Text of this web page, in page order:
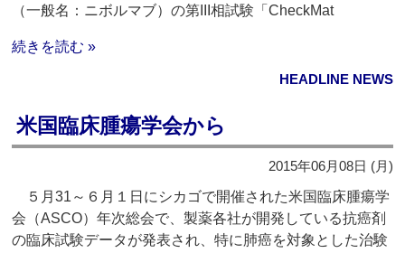
（一般名：ニボルマブ）の第III相試験「CheckMat
続きを読む »
HEADLINE NEWS
米国臨床腫瘍学会から
2015年06月08日 (月)
５月31～６月１日にシカゴで開催された米国臨床腫瘍学
会（ASCO）年次総会で、製薬各社が開発している抗癌剤
の臨床試験データが発表され、特に肺癌を対象とした治験